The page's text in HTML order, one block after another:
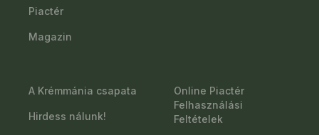
Piactér
Magazin
A Krémmánia csapata
Hirdess nálunk!
Online Piactér
Felhasználási
Feltételek